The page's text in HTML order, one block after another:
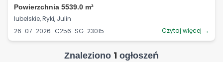
Powierzchnia 5539.0 m²
lubelskie, Ryki, Julin
26-07-2026 · C256-SG-23015
Czytaj więcej →
Znaleziono 1 ogłoszeń